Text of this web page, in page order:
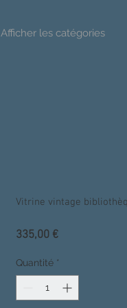
Afficher les catégories
Vitrine vintage
335,00 €Prix
Quantité *